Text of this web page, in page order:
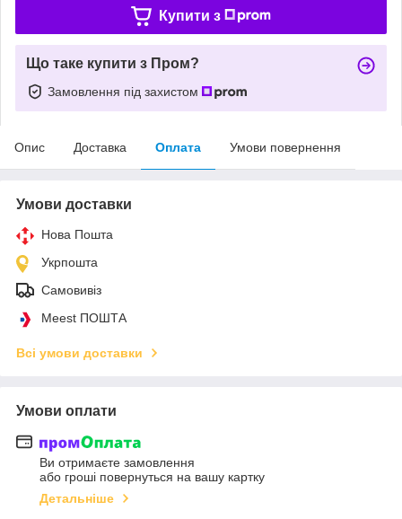
Купити з
Що таке купити з Пром?
Замовлення під захистом
Опис Доставка Оплата Умови повернення
Умови доставки
Нова Пошта
Укрпошта
Самовивіз
Meest ПОШТА
Всі умови доставки
Умови оплати
Ви отримаєте замовлення
або гроші повернуться на вашу картку
Детальніше